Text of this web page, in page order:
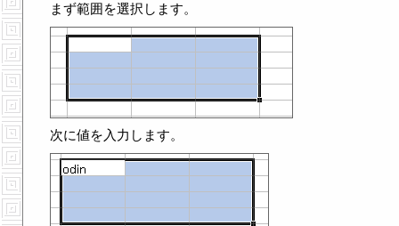
まず範囲を選択します。
次に値を入力します。